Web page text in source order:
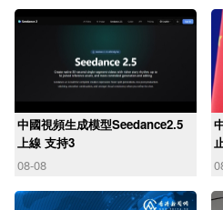
中國視頻生成模型Seedance2.5
上線 支持3
08-08